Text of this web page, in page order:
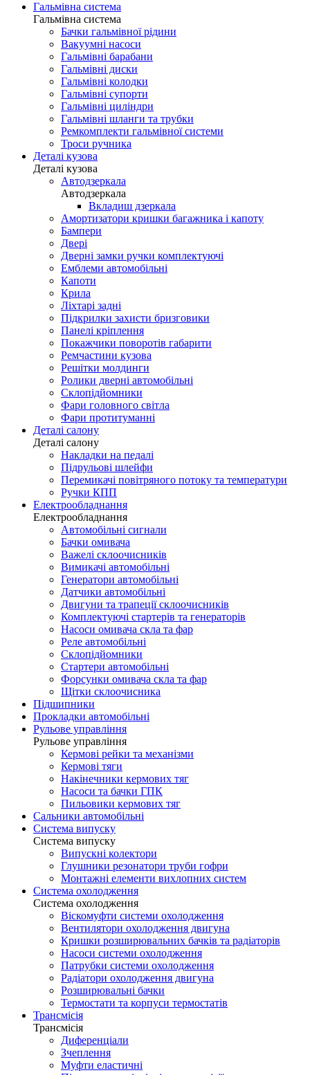
Гальмівна система
Гальмівна система
Бачки гальмівної рідини
Вакуумні насоси
Гальмівні барабани
Гальмівні диски
Гальмівні колодки
Гальмівні супорти
Гальмівні циліндри
Гальмівні шланги та трубки
Ремкомплекти гальмівної системи
Троси ручника
Деталі кузова
Деталі кузова
Автодзеркала
Автодзеркала
Вкладиш дзеркала
Амортизатори кришки багажника і капоту
Бампери
Двері
Дверні замки ручки комплектуючі
Емблеми автомобільні
Капоти
Крила
Ліхтарі задні
Підкрилки захисти бризговики
Панелі кріплення
Покажчики поворотів габарити
Ремчастини кузова
Решітки молдинги
Ролики дверні автомобільні
Склопідйомники
Фари головного світла
Фари протитуманні
Деталі салону
Деталі салону
Накладки на педалі
Підрульові шлейфи
Перемикачі повітряного потоку та температури
Ручки КПП
Електрообладнання
Електрообладнання
Автомобільні сигнали
Бачки омивача
Важелі склоочисників
Вимикачі автомобільні
Генератори автомобільні
Датчики автомобільні
Двигуни та трапеції склоочисників
Комплектуючі стартерів та генераторів
Насоси омивача скла та фар
Реле автомобільні
Склопідйомники
Стартери автомобільні
Форсунки омивача скла та фар
Щітки склоочисника
Підшипники
Прокладки автомобільні
Рульове управління
Рульове управління
Кермові рейки та механізми
Кермові тяги
Накінечники кермових тяг
Насоси та бачки ГПК
Пильовики кермових тяг
Сальники автомобільні
Система випуску
Система випуску
Випускні колектори
Глушники резонатори труби гофри
Монтажні елементи вихлопних систем
Система охолодження
Система охолодження
Віскомуфти системи охолодження
Вентилятори охолодження двигуна
Кришки розширювальних бачків та радіаторів
Насоси системи охолодження
Патрубки системи охолодження
Радіатори охолодження двигуна
Розширювальні бачки
Термостати та корпуси термостатів
Трансмісія
Трансмісія
Диференціали
Зчеплення
Муфти еластичні